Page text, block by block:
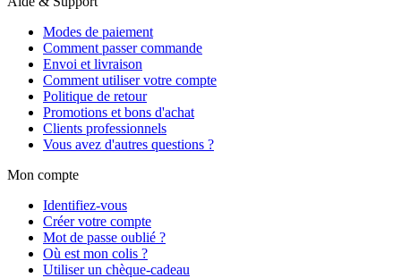
Modes de paiement
Comment passer commande
Envoi et livraison
Comment utiliser votre compte
Politique de retour
Promotions et bons d'achat
Clients professionnels
Vous avez d'autres questions ?
Mon compte
Identifiez-vous
Créer votre compte
Mot de passe oublié ?
Où est mon colis ?
Utiliser un chèque-cadeau